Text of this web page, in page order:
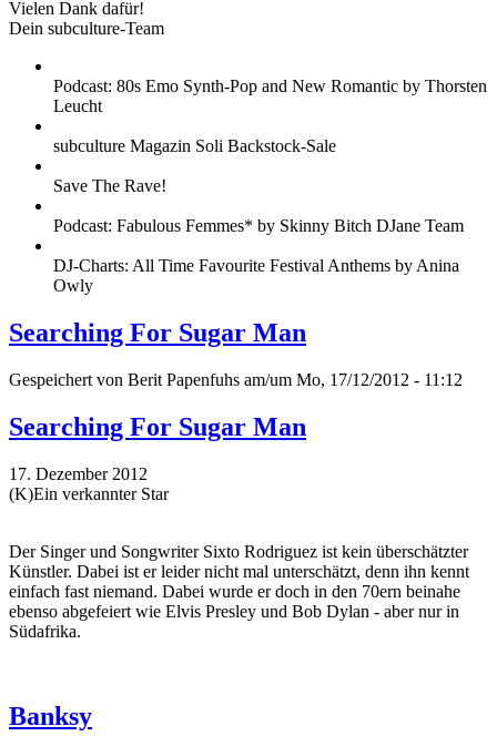
Vielen Dank dafür!
Dein subculture-Team
Podcast: 80s Emo Synth-Pop and New Romantic by Thorsten
Leucht
subculture Magazin Soli Backstock-Sale
Save The Rave!
Podcast: Fabulous Femmes* by Skinny Bitch DJane Team
DJ-Charts: All Time Favourite Festival Anthems by Anina
Owly
Searching For Sugar Man
Gespeichert von Berit Papenfuhs am/um Mo, 17/12/2012 - 11:12
Searching For Sugar Man
17. Dezember 2012
(K)Ein verkannter Star
Der Singer und Songwriter Sixto Rodriguez ist kein überschätzter
Künstler. Dabei ist er leider nicht mal unterschätzt, denn ihn kennt
einfach fast niemand. Dabei wurde er doch in den 70ern beinahe
ebenso abgefeiert wie Elvis Presley und Bob Dylan - aber nur in
Südafrika.
Banksy